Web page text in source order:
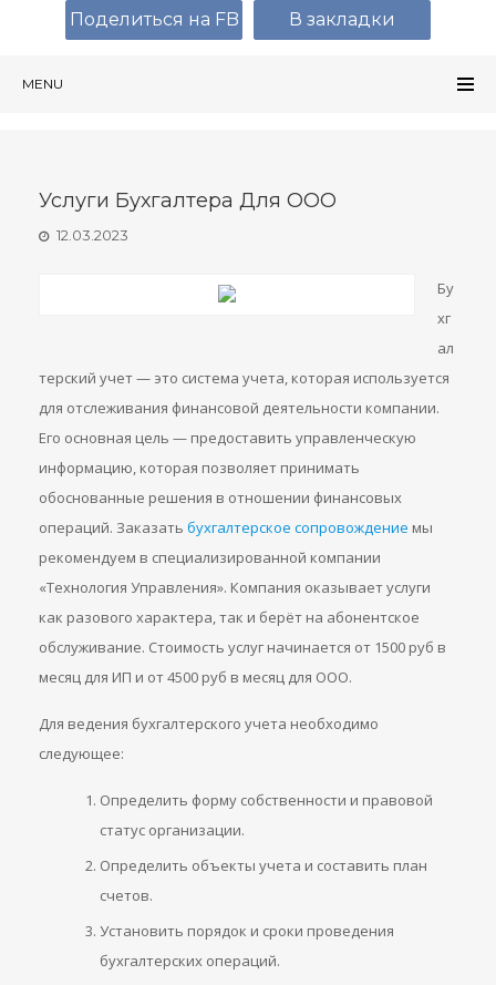
MENU
Услуги Бухгалтера Для ООО
12.03.2023
Бу
хг
ал
терский учет — это система учета, которая используется
для отслеживания финансовой деятельности компании.
Его основная цель — предоставить управленческую
информацию, которая позволяет принимать
обоснованные решения в отношении финансовых
операций. Заказать бухгалтерское сопровождение мы
рекомендуем в специализированной компании
«Технология Управления». Компания оказывает услуги
как разового характера, так и берёт на абонентское
обслуживание. Стоимость услуг начинается от 1500 руб в
месяц для ИП и от 4500 руб в месяц для ООО.
Для ведения бухгалтерского учета необходимо
следующее:
Определить форму собственности и правовой
статус организации.
Определить объекты учета и составить план
счетов.
Установить порядок и сроки проведения
бухгалтерских операций.
Поделиться на FB В закладки